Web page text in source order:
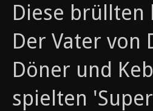
Diese brüllten
Der Vater von
Döner und
spielten